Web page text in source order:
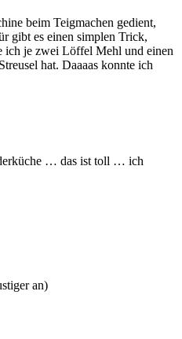
beim Teigmachen gedient,
gibt es einen simplen Trick,
ich je zwei Löffel Mehl und einen
hat. Daaaas konnte ich
… das ist toll … ich
an)